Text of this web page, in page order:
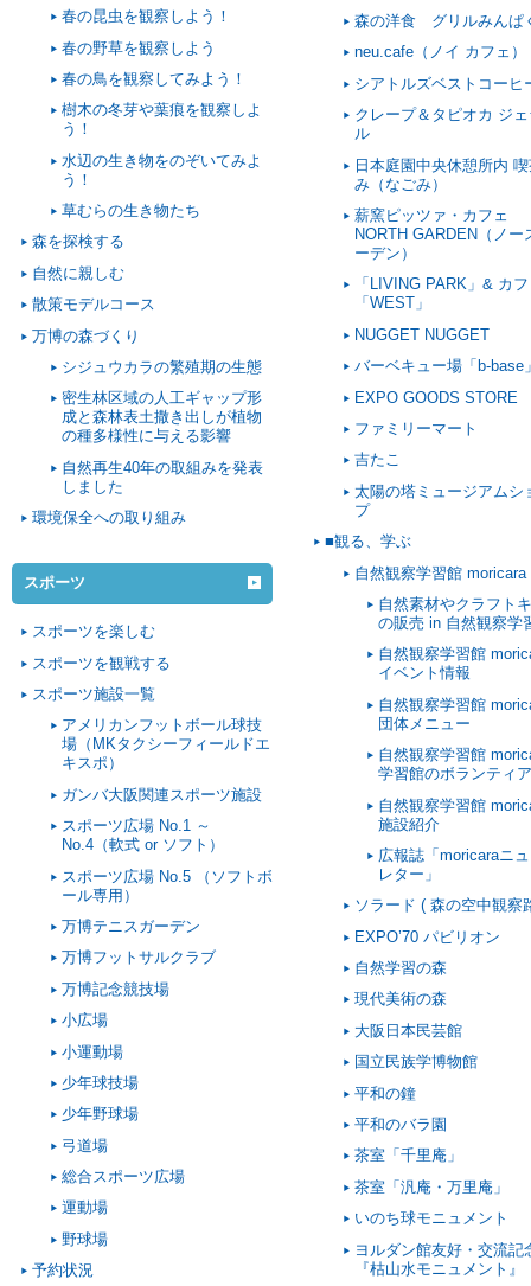
春の昆虫を観察しよう！
春の野草を観察しよう
春の鳥を観察してみよう！
樹木の冬芽や葉痕を観察しよ
う！
水辺の生き物をのぞいてみよ
う！
草むらの生き物たち
森を探検する
自然に親しむ
散策モデルコース
万博の森づくり
シジュウカラの繁殖期の生態
密生林区域の人工ギャップ形
成と森林表土撒き出しが植物
の種多様性に与える影響
自然再生40年の取組みを発表
しました
環境保全への取り組み
スポーツ
スポーツを楽しむ
スポーツを観戦する
スポーツ施設一覧
アメリカンフットボール球技
場（MKタクシーフィールドエ
キスポ）
ガンバ大阪関連スポーツ施設
スポーツ広場 No.1 ～
No.4（軟式 or ソフト）
スポーツ広場 No.5 （ソフトボ
ール専用）
万博テニスガーデン
万博フットサルクラブ
万博記念競技場
小広場
小運動場
少年球技場
少年野球場
弓道場
総合スポーツ広場
運動場
野球場
予約状況
森の洋食 グリルみんぱ
neu.cafe（ノイ カフェ）
シアトルズベストコーヒ
クレープ＆タピオカ ジ
ル
日本庭園中央休憩所内
み（なごみ）
薪窯ピッツァ・カフェ
NORTH GARDEN（ノー
ーデン）
「LIVING PARK」& カ
「WEST」
NUGGET NUGGET
バーベキュー場「b-base
EXPO GOODS STORE
ファミリーマート
吉たこ
太陽の塔ミュージアムシ
プ
■観る、学ぶ
自然観察学習館 moricara
自然素材やクラフト
の販売 in 自然観察学
自然観察学習館
イベント情報
自然観察学習館
団体メニュー
自然観察学習館
学習館のボランティア
自然観察学習館
施設紹介
広報誌「moricaraニ
レター」
ソラード ( 森の空中観察
EXPO’70 パビリオン
自然学習の森
現代美術の森
大阪日本民芸館
国立民族学博物館
平和の鐘
平和のバラ園
茶室「千里庵」
茶室「汎庵・万里庵」
いのち球モニュメント
ヨルダン館友好・交流記
『枯山水モニュメント』